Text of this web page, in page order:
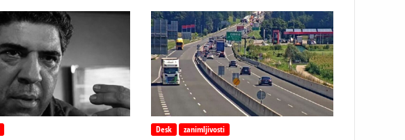
Desk zanimljivosti